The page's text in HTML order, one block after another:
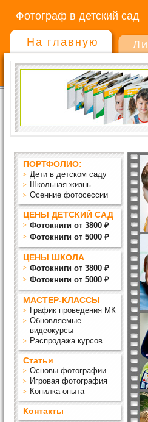
Фотограф в детский сад
На главную
ПОРТФОЛИО:
Дети в детском саду
Школьная жизнь
Осенние фотосессии
ЦЕНЫ ДЕТСКИЙ САД
Фотокниги от 3800 ₽
Фотокниги от 5000 ₽
ЦЕНЫ ШКОЛА
Фотокниги от 3800 ₽
Фотокниги от 5000 ₽
МАСТЕР-КЛАССЫ
График проведения МК
Обновляемые
видеокурсы
Распродажа курсов
Статьи
Основы фотографии
Игровая фотография
Копилка опыта
Контакты